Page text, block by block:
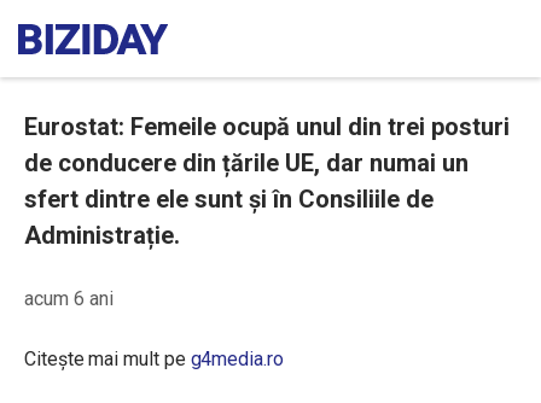
Eurostat: Femeile ocupă unul din trei posturi
de conducere din țările UE, dar numai un
sfert dintre ele sunt și în Consiliile de
Administrație.
acum 6 ani
Citește mai mult pe g4media.ro